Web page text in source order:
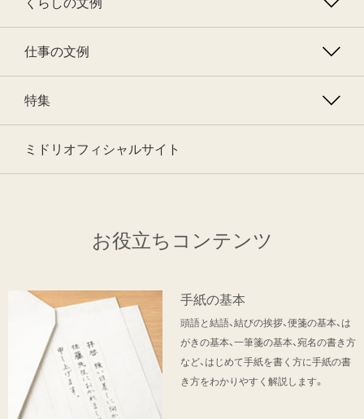
くらしの文例
仕事の文例
特集
ミドリオフィシャルサイト
お役立ちコンテンツ
手紙の基本
頭語と結語、結びの挨拶、便箋の基本、は
がきの基本、一筆箋の基本、宛名の書き方
など、はじめて手紙を書く方に手紙の書
き方をわかりやすく解説します。